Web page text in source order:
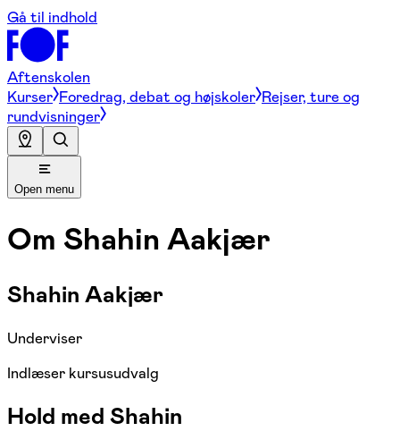
Gå til indhold
Aftenskolen
Kurser Foredrag, debat og højskoler Rejser, ture og
rundvisninger
Open menu
Om Shahin Aakjær
Shahin Aakjær
Underviser
Indlæser kursusudvalg
Hold med Shahin